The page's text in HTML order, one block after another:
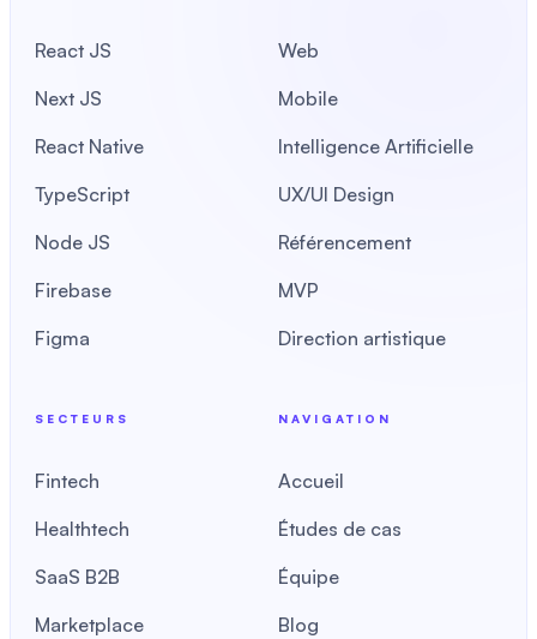
React JS
Next JS
React Native
TypeScript
Node JS
Firebase
Figma
Web
Mobile
Intelligence Artificielle
UX/UI Design
Référencement
MVP
Direction artistique
SECTEURS
Fintech
Healthtech
SaaS B2B
Marketplace
NAVIGATION
Accueil
Études de cas
Équipe
Blog